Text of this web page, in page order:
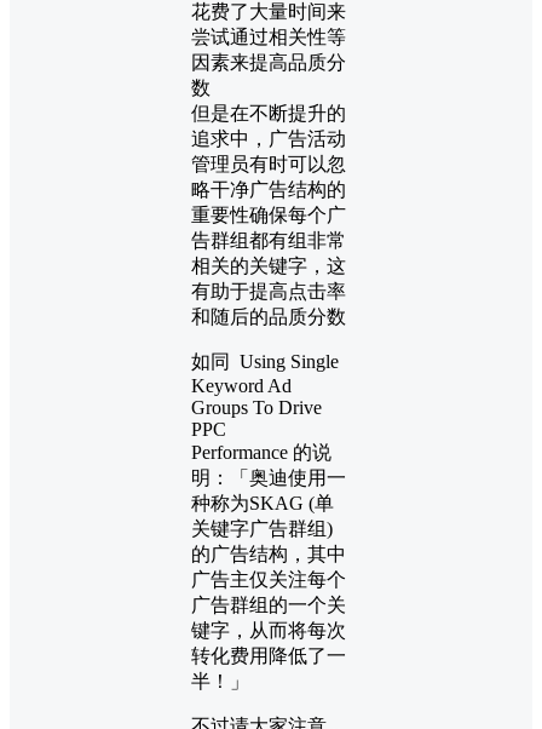
花费了大量时间来
尝试通过相关性等
因素来提高品质分
数
但是在不断提升的
追求中，广告活动
管理员有时可以忽
略干净广告结构的
重要性确保每个广
告群组都有组非常
相关的关键字，这
有助于提高点击率
和随后的品质分数
如同 Using Single
Keyword Ad
Groups To Drive
PPC
Performance 的说
明：「奥迪使用一
种称为SKAG (单
关键字广告群组)
的广告结构，其中
广告主仅关注每个
广告群组的一个关
键字，从而将每次
转化费用降低了一
半！」